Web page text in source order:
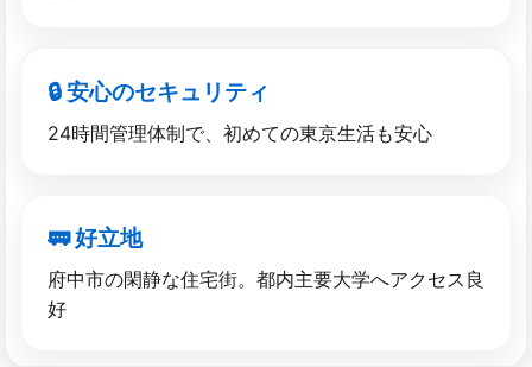
🔒 安心の​セキュリティ
24時間管理体制で、初めての東京生活も安心
🚃 好立地
府中市の閑静な住宅街。都内主要大学へアクセス良
好